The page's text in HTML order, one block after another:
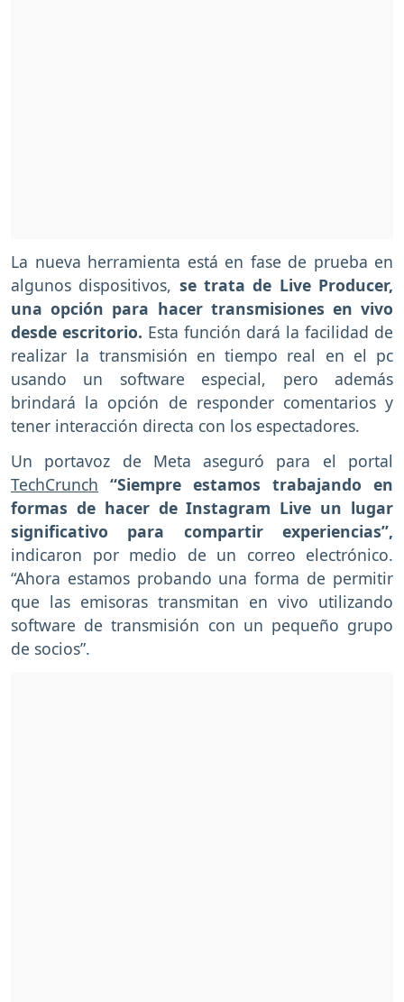
La nueva herramienta está en fase de prueba en
algunos dispositivos, se trata de Live Producer,
una opción para hacer transmisiones en vivo
desde escritorio. Esta función dará la facilidad de
realizar la transmisión en tiempo real en el pc
usando un software especial, pero además
brindará la opción de responder comentarios y
tener interacción directa con los espectadores.
Un portavoz de Meta aseguró para el portal
TechCrunch “Siempre estamos trabajando en
formas de hacer de Instagram Live un lugar
significativo para compartir experiencias”,
indicaron por medio de un correo electrónico.
“Ahora estamos probando una forma de permitir
que las emisoras transmitan en vivo utilizando
software de transmisión con un pequeño grupo
de socios”.